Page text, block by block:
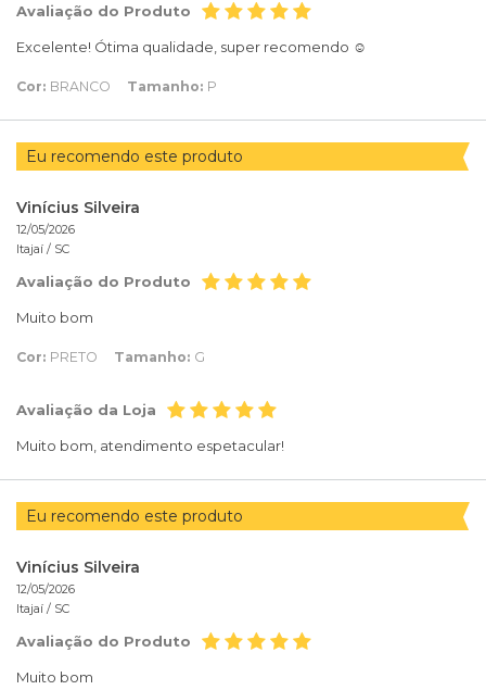
Avaliação do Produto
Excelente! Ótima qualidade, super recomendo ☺️
Cor: BRANCO Tamanho: P
Eu recomendo este produto
Vinícius Silveira
12/05/2026
Itajaí / SC
Avaliação do Produto
Muito bom
Cor: PRETO Tamanho: G
Avaliação da Loja
Muito bom, atendimento espetacular!
Eu recomendo este produto
Vinícius Silveira
12/05/2026
Itajaí / SC
Avaliação do Produto
Muito bom